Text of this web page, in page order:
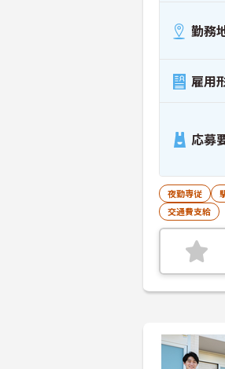
勤務
雇用
応募
夜勤専従
交通費支給